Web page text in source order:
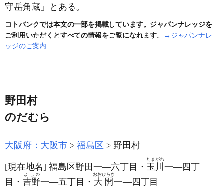
守岳角蔵」とある。
コトバンクでは本文の一部を掲載しています。ジャパンナレッジを
ご利用いただくとすべての情報をご覧になれます。
→ジャパンナレ
ッジのご案内
野田村
のだむら
大阪府：大阪市 福島区 野田村
[現在地名] 福島区野田一―六丁目・ 玉川
たまがわ
一―四丁
目・ 吉野
よしの
一―五丁目・ 大開
おおひらき
一―四丁目